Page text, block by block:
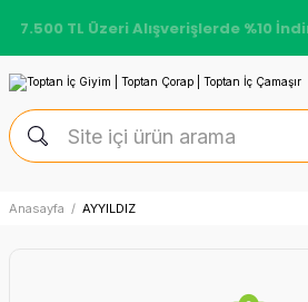
7.500 TL Üzeri Alışverişlerde %10
Anasayfa AYYILDIZ